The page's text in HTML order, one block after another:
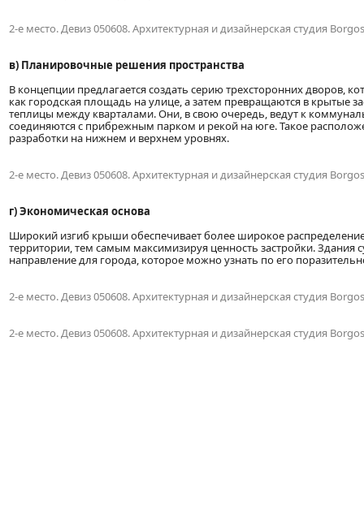
2-е место. Девиз 050608. Архитектурная и дизайнерская студия
в) Планировочные решения пространства
В концепции предлагается создать серию трехсторонних дворов,
как городская площадь на улице, а затем превращаются в крытые
теплицы между кварталами. Они, в свою очередь, ведут к
соединяются с прибрежным парком и рекой на юге. Такое
разработки на нижнем и верхнем уровнях.
2-е место. Девиз 050608. Архитектурная и дизайнерская студия
г) Экономическая основа
Широкий изгиб крыши обеспечивает более широкое
территории, тем самым максимизируя ценность застройки. Здания
направление для города, которое можно узнать по его
2-е место. Девиз 050608. Архитектурная и дизайнерская студия
2-е место. Девиз 050608. Архитектурная и дизайнерская студия